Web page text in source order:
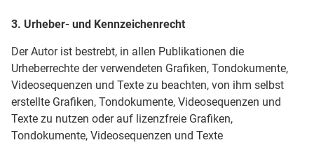
3. Urheber- und Kennzeichenrecht
Der Autor ist bestrebt, in allen Publikationen die
Urheberrechte der verwendeten Grafiken, Tondokumente,
Videosequenzen und Texte zu beachten, von ihm selbst
erstellte Grafiken, Tondokumente, Videosequenzen und
Texte zu nutzen oder auf lizenzfreie Grafiken,
Tondokumente, Videosequenzen und Texte